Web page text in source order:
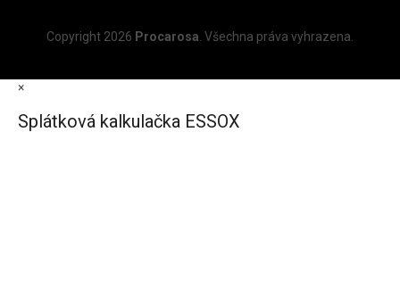
Copyright 2026 Procarosa. Všechna práva vyhrazena.
×
Splátková kalkulačka ESSOX